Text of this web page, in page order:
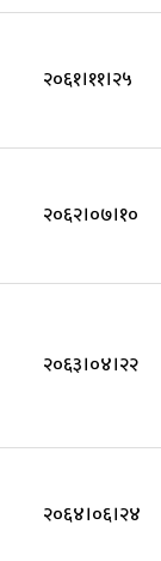
२०६१।११।२५
२०६२।०७।१०
२०६३।०४।२२
२०६४।०६।२४